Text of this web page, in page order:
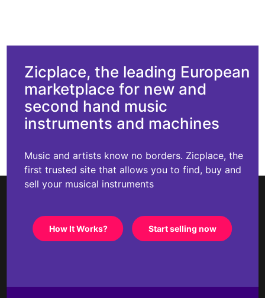
Zicplace, the leading European
marketplace for new and
second hand music
instruments and machines
Music and artists know no borders. Zicplace, the
first trusted site that allows you to find, buy and
sell your musical instruments
How It Works? Start selling now